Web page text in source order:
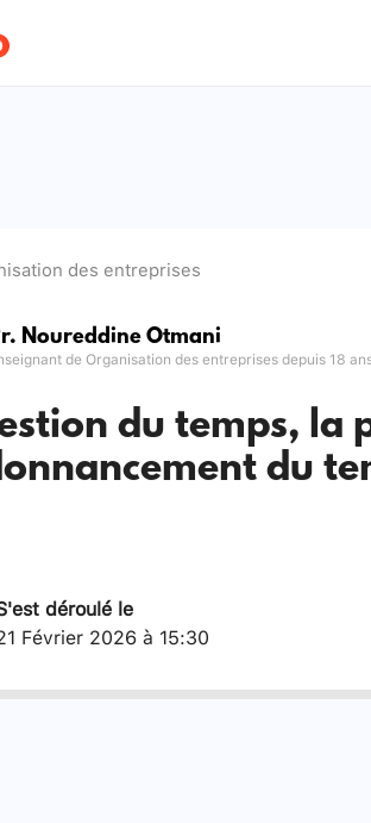
des entreprises
Noureddine Otmani
de Organisation des entreprises depuis 18
du temps, la
du
déroulé le
Février 2026 à 15:30